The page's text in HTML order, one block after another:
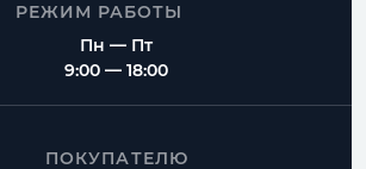
РЕЖИМ РАБОТЫ
Пн — Пт
9:00 — 18:00
ПОКУПАТЕЛЮ